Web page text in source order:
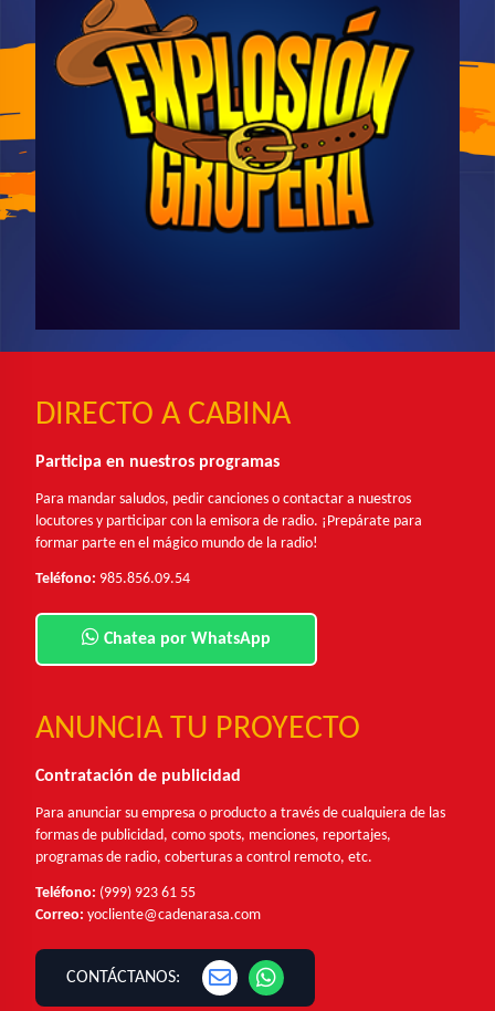
DIRECTO A CABINA
Participa en nuestros programas
Para mandar saludos, pedir canciones o contactar a nuestros
locutores y participar con la emisora de radio. ¡Prepárate para
formar parte en el mágico mundo de la radio!
Teléfono: 985.856.09.54
Chatea por WhatsApp
ANUNCIA TU PROYECTO
Contratación de publicidad
Para anunciar su empresa o producto a través de cualquiera de las
formas de publicidad, como spots, menciones, reportajes,
programas de radio, coberturas a control remoto, etc.
Teléfono: (999) 923 61 55
Correo: yocliente@cadenarasa.com
CONTÁCTANOS: